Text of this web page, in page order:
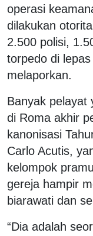
operasi
dilakukan
2.500 polisi,
torpedo di
melaporkan.
Banyak pelayat
di Roma akhir
kanonisasi
Carlo Acutis,
kelompok
gereja hampir
biarawati dan
“Dia adalah